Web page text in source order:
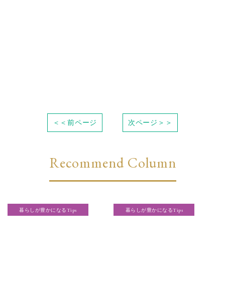
＜＜前ページ 次ページ＞＞
Recommend Column
暮らしが豊かになるTips 暮らしが豊かになるTips